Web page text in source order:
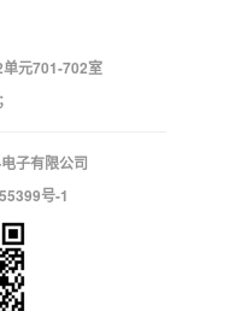
元701-702室
子有限公司
号-1